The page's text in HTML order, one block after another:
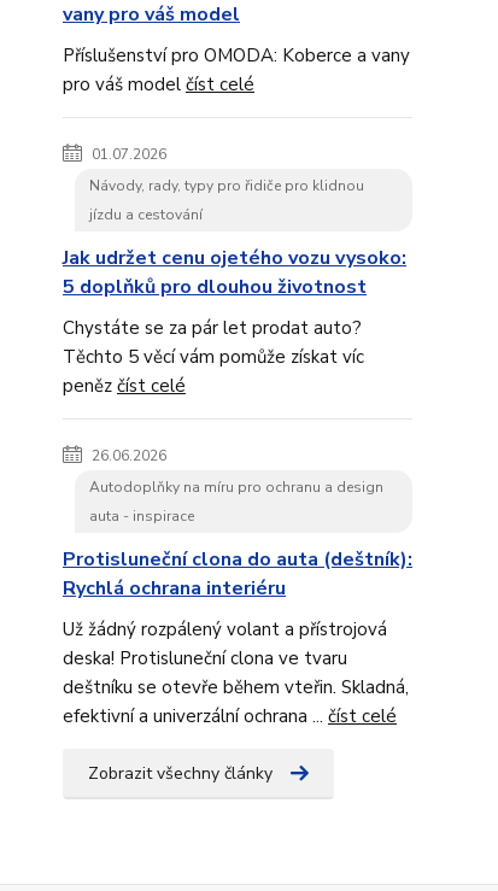
vany pro váš model
Příslušenství pro OMODA: Koberce a vany
pro váš model číst celé
01.07.2026
Návody, rady, typy pro řidiče pro klidnou
jízdu a cestování
Jak udržet cenu ojetého vozu vysoko:
5 doplňků pro dlouhou životnost
Chystáte se za pár let prodat auto?
Těchto 5 věcí vám pomůže získat víc
peněz číst celé
26.06.2026
Autodoplňky na míru pro ochranu a design
auta - inspirace
Protisluneční clona do auta (deštník):
Rychlá ochrana interiéru
Už žádný rozpálený volant a přístrojová
deska! Protisluneční clona ve tvaru
deštníku se otevře během vteřin. Skladná,
efektivní a univerzální ochrana ... číst celé
Zobrazit všechny články